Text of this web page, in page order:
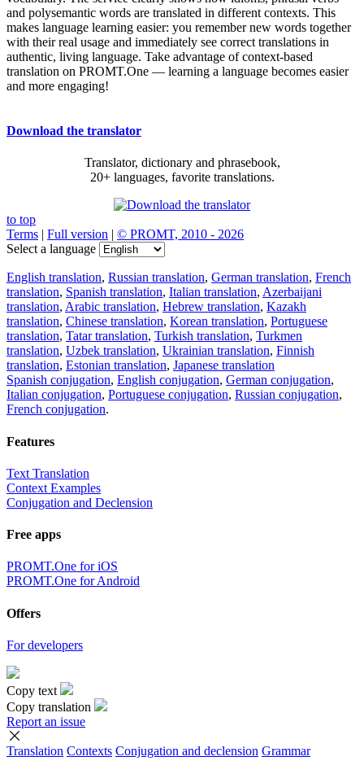
and polysemantic words are translated in different contexts. This
makes language learning easier: you remember new words together
with their real usage and immediately see correct translations in
authentic, living language. Take advantage of context-based
translation on PROMT.One — learning a language becomes easier
and more engaging!
Download the translator
Translator, dictionary and phrasebook,
20+ languages, favorite translations.
to top
Terms | Full version | © PROMT, 2010 - 2026
Select a language
English translation, Russian translation, German translation, French
translation, Spanish translation, Italian translation, Azerbaijani
translation, Arabic translation, Hebrew translation, Kazakh
translation, Chinese translation, Korean translation, Portuguese
translation, Tatar translation, Turkish translation, Turkmen
translation, Uzbek translation, Ukrainian translation, Finnish
translation, Estonian translation, Japanese translation
Spanish conjugation, English conjugation, German conjugation,
Italian conjugation, Portuguese conjugation, Russian conjugation,
French conjugation.
Features
Text Translation
Context Examples
Conjugation and Declension
Free apps
PROMT.One for iOS
PROMT.One for Android
Offers
For developers
Copy text
Copy translation
Report an issue
Translation Contexts Conjugation and declension Grammar